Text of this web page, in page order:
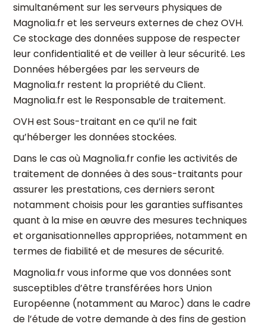
simultanément sur les serveurs physiques de
Magnolia.fr et les serveurs externes de chez OVH.
Ce stockage des données suppose de respecter
leur confidentialité et de veiller à leur sécurité. Les
Données hébergées par les serveurs de
Magnolia.fr restent la propriété du Client.
Magnolia.fr est le Responsable de traitement.
OVH est Sous-traitant en ce qu’il ne fait
qu’héberger les données stockées.
Dans le cas où Magnolia.fr confie les activités de
traitement de données à des sous-traitants pour
assurer les prestations, ces derniers seront
notamment choisis pour les garanties suffisantes
quant à la mise en œuvre des mesures techniques
et organisationnelles appropriées, notamment en
termes de fiabilité et de mesures de sécurité.
Magnolia.fr vous informe que vos données sont
susceptibles d’être transférées hors Union
Européenne (notamment au Maroc) dans le cadre
de l’étude de votre demande à des fins de gestion